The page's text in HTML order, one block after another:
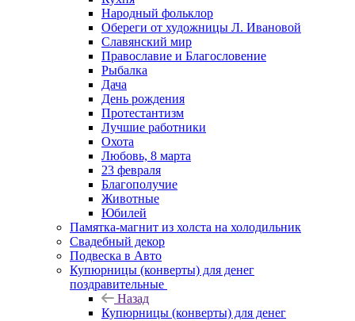
Народный фольклор
Обереги от художницы Л. Ивановой
Славянский мир
Православие и Благословение
Рыбалка
Дача
День рождения
Протестантизм
Лучшие работники
Охота
Любовь, 8 марта
23 февраля
Благополучие
Животные
Юбилей
Памятка-магнит из холста на холодильник
Свадебный декор
Подвеска в Авто
Купюрницы (конверты) для денег
поздравительные
Назад
Купюрницы (конверты) для денег